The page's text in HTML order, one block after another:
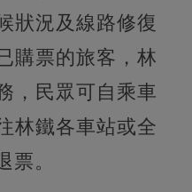
狀況及線路修復
購票的旅客，林
，民眾可自乘車
林鐵各車站或全
票。